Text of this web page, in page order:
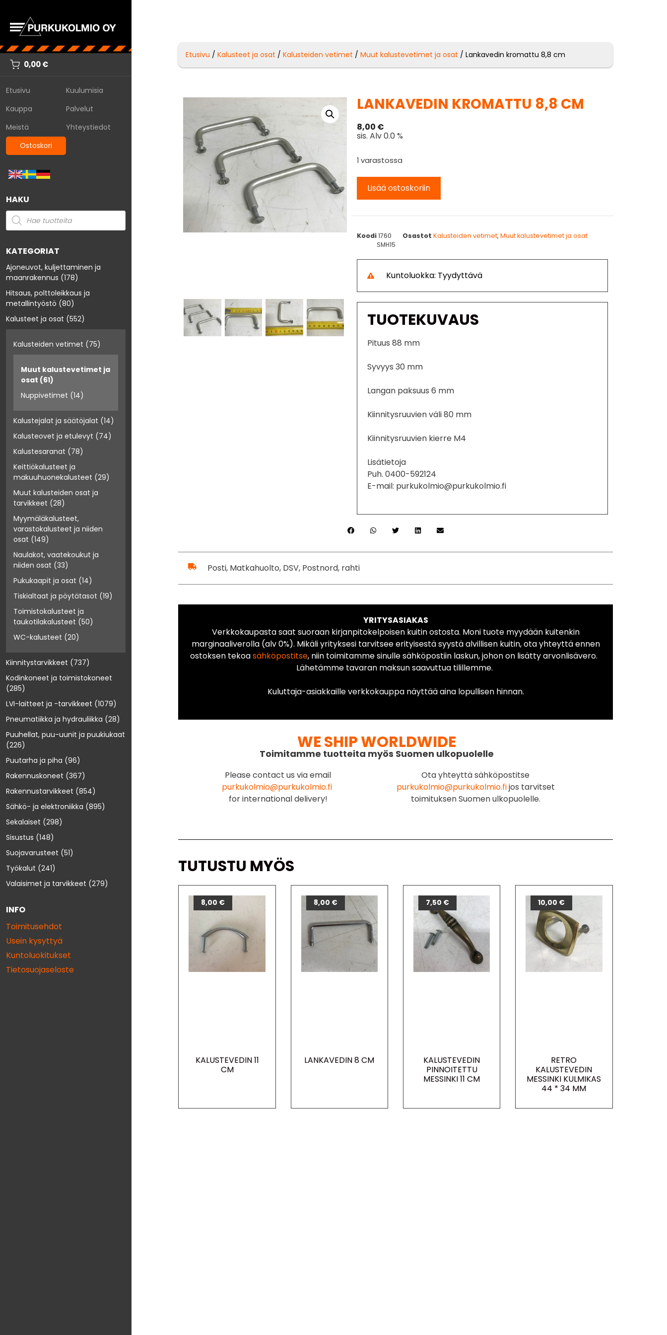
0,00€
Etusivu
Kuulumisia
Kauppa
Palvelut
Meistä
Yhteystiedot
Ostoskori
HAKU
KATEGORIAT
Ajoneuvot, kuljettaminen ja
maanrakennus (178)
Hitsaus, polttoleikkaus ja
metallintyöstö (80)
Kalusteet ja osat (552)
Kalusteiden vetimet (75)
Muut kalustevetimet ja
osat (61)
Nuppivetimet (14)
Kalustejalat ja säätöjalat (14)
Kalusteovet ja etulevyt (74)
Kalustesaranat (78)
Keittiökalusteet ja
makuuhuonekalusteet (29)
Muut kalusteiden osat ja
tarvikkeet (28)
Myymäläkalusteet,
varastokalusteet ja niiden
osat (149)
Naulakot, vaatekoukut ja
niiden osat (33)
Pukukaapit ja osat (14)
Tiskialtaat ja pöytätasot (19)
Toimistokalusteet ja
taukotilakalusteet (50)
WC-kalusteet (20)
Kiinnitystarvikkeet (737)
Kodinkoneet ja toimistokoneet
(285)
LVI-laitteet ja -tarvikkeet (1079)
Pneumatiikka ja hydrauliikka (28)
Puuhellat, puu-uunit ja puukiukaat
(226)
Puutarha ja piha (96)
Rakennuskoneet (367)
Rakennustarvikkeet (854)
Sähkö- ja elektroniikka (895)
Sekalaiset (298)
Sisustus (148)
Suojavarusteet (51)
Työkalut (241)
Valaisimet ja tarvikkeet (279)
INFO
Toimitusehdot
Usein kysyttyä
Kuntoluokitukset
Tietosuojaseloste
Etusivu /Kalusteet ja osat /Kalusteiden vetimet /Muut kalustevetimet ja osat / Lankavedin kromattu 8,8 cm
LANKAVEDIN KROMATTU 8,8 CM
8,00 €
sis. Alv 0.0 %
1 varastossa
Lisää ostoskoriin
Koodi1760 Osastot Kalusteiden vetimet,Muut kalustevetimet ja osat
SMH15
Kuntoluokka: Tyydyttävä
TUOTEKUVAUS
Pituus 88 mm
Syvyys 30 mm
Langan paksuus 6 mm
Kiinnitysruuvien väli 80 mm
Kiinnitysruuvien kierre M4
Lisätietoja
Puh. 0400-592124
E-mail: purkukolmio@purkukolmio.fi
Posti, Matkahuolto, DSV, Postnord, rahti
YRITYSASIAKAS
Verkkokaupasta saat suoraan kirjanpitokelpoisen kuitin ostosta. Moni tuote myydään kuitenkin
marginaaliverolla (alv 0%). Mikäli yrityksesi tarvitsee erityisestä syystä alvillisen kuitin, ota yhteyttä ennen
ostoksen tekoasähköpostitse, niin toimitamme sinulle sähköpostiin laskun, johon on lisätty arvonlisävero.
Lähetämme tavaran maksun saavuttua tilillemme.
Kuluttaja-asiakkaille verkkokauppa näyttää aina lopullisen hinnan.
WE SHIP WORLDWIDE
Toimitamme tuotteita myös Suomen ulkopuolelle
Please contact us via email
purkukolmio@purkukolmio.fi
for international delivery!
Ota yhteyttä sähköpostitse
purkukolmio@purkukolmio.fijos tarvitset
toimituksen Suomen ulkopuolelle.
TUTUSTU MYÖS
KALUSTEVEDIN 11
CM
8,00 €
LANKAVEDIN 8 CM
8,00 €
KALUSTEVEDIN
PINNOITETTU
MESSINKI 11 CM
7,50 €
RETRO
KALUSTEVEDIN
MESSINKI KULMIKAS
44 * 34 MM
10,00 €